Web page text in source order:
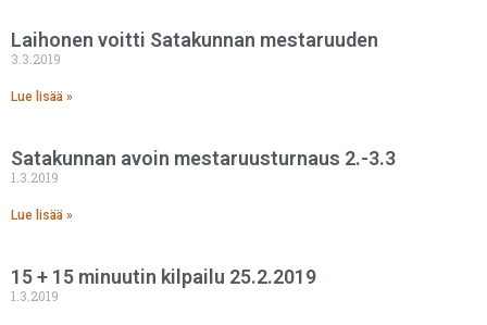
Laihonen voitti Satakunnan mestaruuden
3.3.2019
Lue lisää »
Satakunnan avoin mestaruusturnaus 2.-3.3
1.3.2019
Lue lisää »
15 + 15 minuutin kilpailu 25.2.2019
1.3.2019